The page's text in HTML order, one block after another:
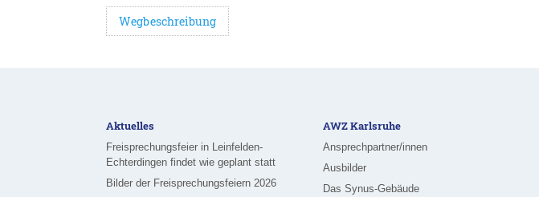
Wegbeschreibung
Aktuelles
Freisprechungsfeier in Leinfelden-
Echterdingen findet wie geplant statt
Bilder der Freisprechungsfeiern 2026
AWZ Karlsruhe
Ansprechpartner/innen
Ausbilder
Das Synus-Gebäude